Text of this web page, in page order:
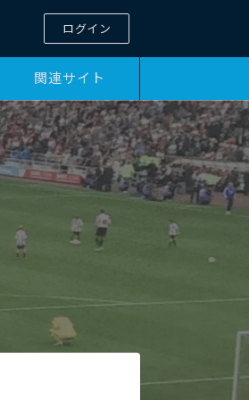
ログイン
関連サイト